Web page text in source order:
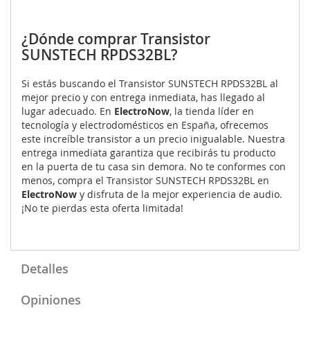
¿Dónde comprar Transistor
SUNSTECH RPDS32BL?
Si estás buscando el Transistor SUNSTECH RPDS32BL al
mejor precio y con entrega inmediata, has llegado al
lugar adecuado. En ElectroNow, la tienda líder en
tecnología y electrodomésticos en España, ofrecemos
este increíble transistor a un precio inigualable. Nuestra
entrega inmediata garantiza que recibirás tu producto
en la puerta de tu casa sin demora. No te conformes con
menos, compra el Transistor SUNSTECH RPDS32BL en
ElectroNow y disfruta de la mejor experiencia de audio.
¡No te pierdas esta oferta limitada!
Detalles
Opiniones